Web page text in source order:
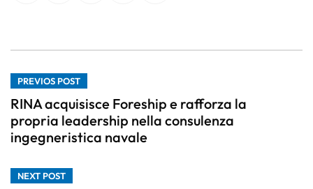
PREVIOS POST
RINA acquisisce Foreship e rafforza la
propria leadership nella consulenza
ingegneristica navale
NEXT POST